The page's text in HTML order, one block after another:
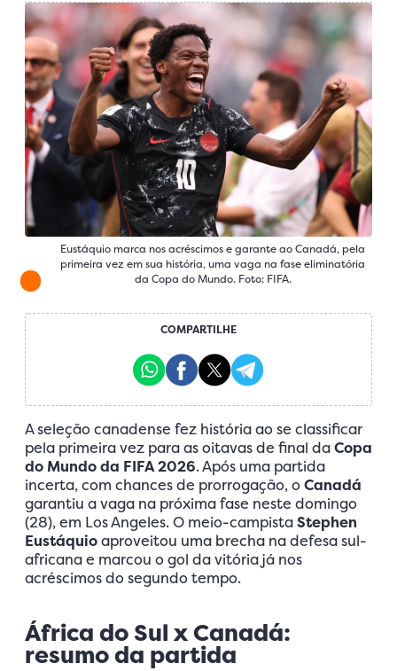
Eustáquio marca nos acréscimos e garante ao Canadá, pela
primeira vez em sua história, uma vaga na fase eliminatória
da Copa do Mundo. Foto: FIFA.
COMPARTILHE
A seleção canadense fez história ao se classificar
pela primeira vez para as oitavas de final daCopa
do Mundo da FIFA 2026. Após uma partida
incerta, com chances de prorrogação, oCanadá
garantiu a vaga na próxima fase neste domingo
(28), em Los Angeles. O meio-campistaStephen
Eustáquioaproveitou uma brecha na defesa sul-
africana e marcou o gol da vitória já nos
acréscimos do segundo tempo.
África do Sul x Canadá:
resumo da partida